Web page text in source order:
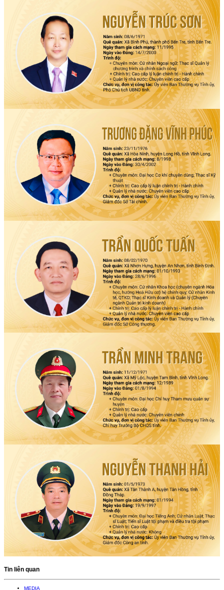
Tin liên quan
MEDIA